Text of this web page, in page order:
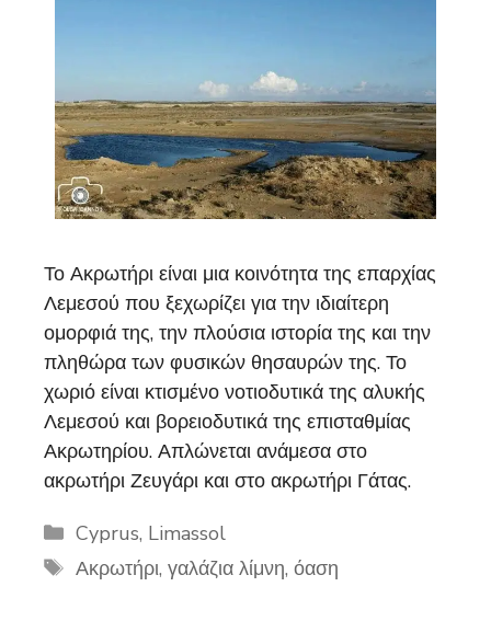
Το Ακρωτήρι είναι μια κοινότητα της επαρχίας
Λεμεσού που ξεχωρίζει για την ιδιαίτερη
ομορφιά της, την πλούσια ιστορία της και την
πληθώρα των φυσικών θησαυρών της. Το
χωριό είναι κτισμένο νοτιοδυτικά της αλυκής
Λεμεσού και βορειοδυτικά της επισταθμίας
Ακρωτηρίου. Απλώνεται ανάμεσα στο
ακρωτήρι Ζευγάρι και στο ακρωτήρι Γάτας.
Categories
Cyprus, Limassol
Tags
Ακρωτήρι, γαλάζια λίμνη, όαση